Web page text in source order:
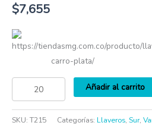
$7,655
https://tiendasmg.com.co/producto/
carro-plata/
Añadir al carrito
SKU: T215 Categorías: Llaveros, Sur,